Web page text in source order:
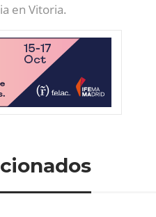
en Vitoria.